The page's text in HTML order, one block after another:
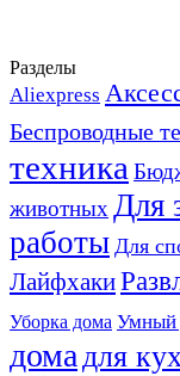
Разделы
Aliexpress
Беспроводные
техника
животныхДля
работы Для
Лайфхаки
Уборка дома Умный
домадля